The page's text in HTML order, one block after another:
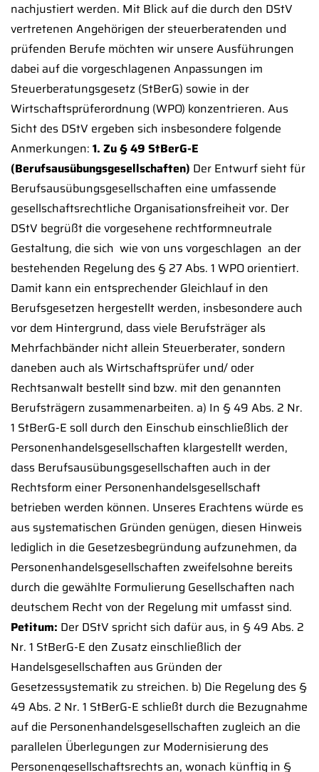
nachjustiert werden. Mit Blick auf die durch den DStV
vertretenen Angehörigen der steuerberatenden und
prüfenden Berufe möchten wir unsere Ausführungen
dabei auf die vorgeschlagenen Anpassungen im
Steuerberatungsgesetz (StBerG) sowie in der
Wirtschaftsprüferordnung (WPO) konzentrieren. Aus
Sicht des DStV ergeben sich insbesondere folgende
Anmerkungen: 1. Zu § 49 StBerG-E
(Berufsausübungsgesellschaften) Der Entwurf sieht für
Berufsausübungsgesellschaften eine umfassende
gesellschaftsrechtliche Organisationsfreiheit vor. Der
DStV begrüßt die vorgesehene rechtformneutrale
Gestaltung, die sich  wie von uns vorgeschlagen  an der
bestehenden Regelung des § 27 Abs. 1 WPO orientiert.
Damit kann ein entsprechender Gleichlauf in den
Berufsgesetzen hergestellt werden, insbesondere auch
vor dem Hintergrund, dass viele Berufsträger als
Mehrfachbänder nicht allein Steuerberater, sondern
daneben auch als Wirtschaftsprüfer und/ oder
Rechtsanwalt bestellt sind bzw. mit den genannten
Berufsträgern zusammenarbeiten. a) In § 49 Abs. 2 Nr.
1 StBerG-E soll durch den Einschub einschließlich der
Personenhandelsgesellschaften klargestellt werden,
dass Berufsausübungsgesellschaften auch in der
Rechtsform einer Personenhandelsgesellschaft
betrieben werden können. Unseres Erachtens würde es
aus systematischen Gründen genügen, diesen Hinweis
lediglich in die Gesetzesbegründung aufzunehmen, da
Personenhandelsgesellschaften zweifelsohne bereits
durch die gewählte Formulierung Gesellschaften nach
deutschem Recht von der Regelung mit umfasst sind.
Petitum: Der DStV spricht sich dafür aus, in § 49 Abs. 2
Nr. 1 StBerG-E den Zusatz einschließlich der
Handelsgesellschaften aus Gründen der
Gesetzessystematik zu streichen. b) Die Regelung des §
49 Abs. 2 Nr. 1 StBerG-E schließt durch die Bezugnahme
auf die Personenhandelsgesellschaften zugleich an die
parallelen Überlegungen zur Modernisierung des
Personengesellschaftsrechts an, wonach künftig in §